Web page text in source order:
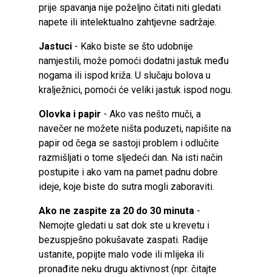
prije spavanja nije poželjno čitati niti gledati
napete ili intelektualno zahtjevne sadržaje.
Jastuci - Kako biste se što udobnije
namjestili, može pomoći dodatni jastuk među
nogama ili ispod križa. U slučaju bolova u
kralježnici, pomoći će veliki jastuk ispod nogu.
Olovka i papir - Ako vas nešto muči, a
navečer ne možete ništa poduzeti, napišite na
papir od čega se sastoji problem i odlučite
razmišljati o tome sljedeći dan. Na isti način
postupite i ako vam na pamet padnu dobre
ideje, koje biste do sutra mogli zaboraviti.
Ako ne zaspite za 20 do 30 minuta -
Nemojte gledati u sat dok ste u krevetu i
bezuspješno pokušavate zaspati. Radije
ustanite, popijte malo vode ili mlijeka ili
pronađite neku drugu aktivnost (npr. čitajte